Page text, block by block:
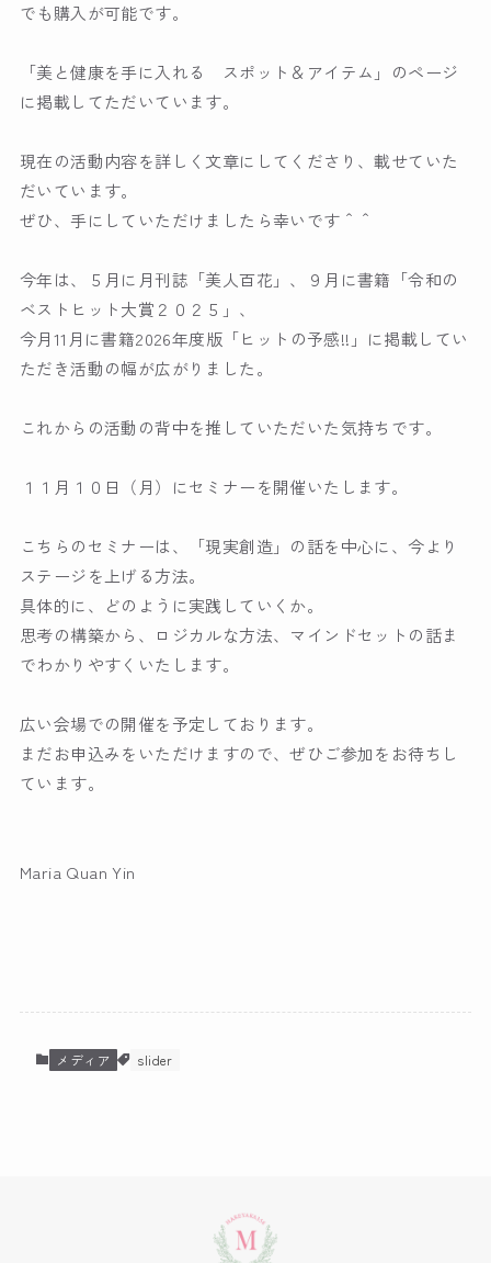
でも購入が可能です。
「美と健康を手に入れる スポット＆アイテム」のページ
に掲載してただいています。
現在の活動内容を詳しく文章にしてくださり、載せていた
だいています。
ぜひ、手にしていただけましたら幸いです＾＾
今年は、５月に月刊誌「美人百花」、９月に書籍「令和の
ベストヒット大賞２０２５」、
今月11月に書籍2026年度版「ヒットの予感!!」に掲載してい
ただき活動の幅が広がりました。
これからの活動の背中を推していただいた気持ちです。
１１月１０日（月）にセミナーを開催いたします。
こちらのセミナーは、「現実創造」の話を中心に、今より
ステージを上げる方法。
具体的に、どのように実践していくか。
思考の構築から、ロジカルな方法、マインドセットの話ま
でわかりやすくいたします。
広い会場での開催を予定しております。
まだお申込みをいただけますので、ぜひご参加をお待ちし
ています。
Maria Quan Yin
メディア slider